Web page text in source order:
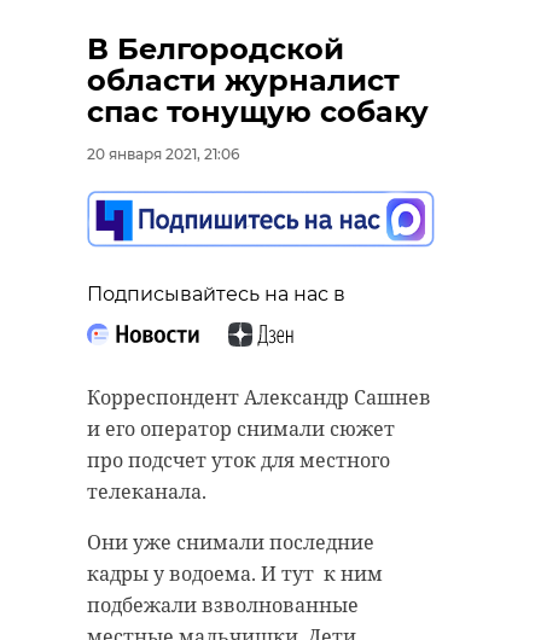
В Белгородской
области журналист
спас тонущую собаку
20 января 2021, 21:06
Подписывайтесь на нас в
Корреспондент Александр Сашнев
и его оператор снимали сюжет
про подсчет уток для местного
телеканала.
Они уже снимали последние
кадры у водоема. И тут к ним
подбежали взволнованные